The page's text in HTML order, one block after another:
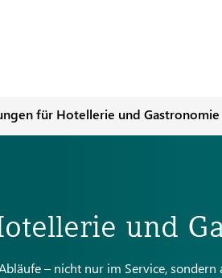
für Hotellerie und Gastronomie
und
– nicht nur im Service, sondern